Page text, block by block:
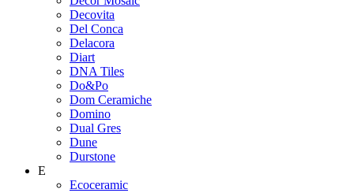
Decovita
Del Conca
Delacora
Diart
DNA Tiles
Do&Po
Dom Ceramiche
Domino
Dual Gres
Dune
Durstone
E
Ecoceramic